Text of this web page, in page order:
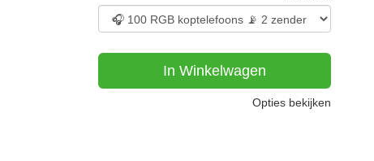
In Winkelwagen
Opties bekijken